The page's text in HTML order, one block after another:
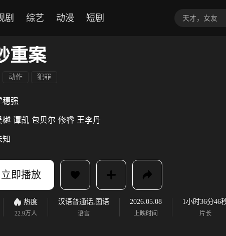
剧 综艺 动漫 短剧
重案
动作 犯罪
穗强
樾 谭凯 包贝尔 修睿 王李丹
知
立即播放
热度
22.9万人
汉语普通话,国语
语言
2026.05.08
上映时间
1小时36分46
片长